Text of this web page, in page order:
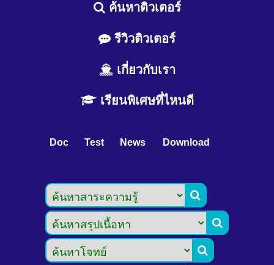
ค้นหาติวเตอร์
รีวิวติวเตอร์
เกี่ยวกับเรา
เรียนพิเศษที่ไหนดี
Doc Test News Download


